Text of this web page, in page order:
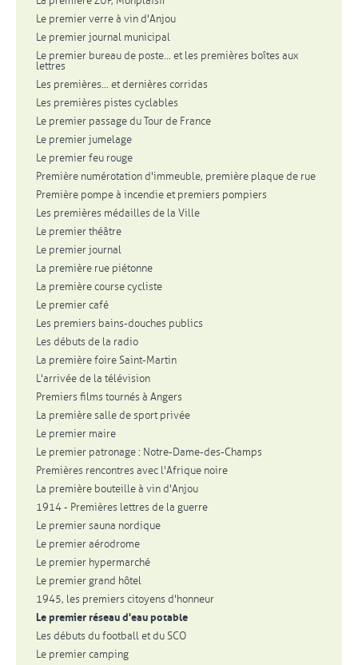
Le premier verre à vin d'Anjou
Le premier journal municipal
Le premier bureau de poste... et les premières boîtes aux
lettres
Les premières... et dernières corridas
Les premières pistes cyclables
Le premier passage du Tour de France
Le premier jumelage
Le premier feu rouge
Première numérotation d'immeuble, première plaque de rue
Première pompe à incendie et premiers pompiers
Les premières médailles de la Ville
Le premier théâtre
Le premier journal
La première rue piétonne
La première course cycliste
Le premier café
Les premiers bains-douches publics
Les débuts de la radio
La première foire Saint-Martin
L'arrivée de la télévision
Premiers films tournés à Angers
La première salle de sport privée
Le premier maire
Le premier patronage : Notre-Dame-des-Champs
Premières rencontres avec l'Afrique noire
La première bouteille à vin d'Anjou
1914 - Premières lettres de la guerre
Le premier sauna nordique
Le premier aérodrome
Le premier hypermarché
Le premier grand hôtel
1945, les premiers citoyens d'honneur
Le premier réseau d'eau potable
Les débuts du football et du SCO
Le premier camping